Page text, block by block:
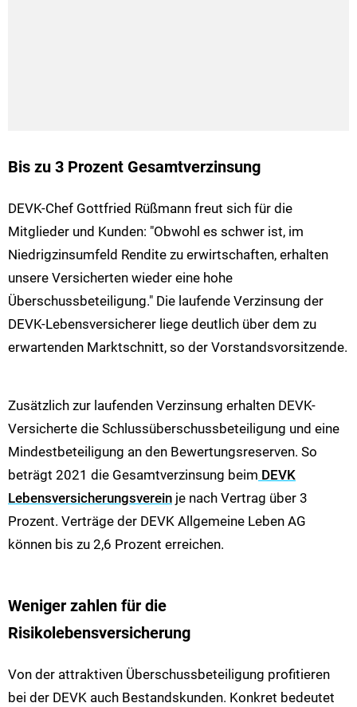
Bis zu 3 Prozent Gesamtverzinsung
DEVK-Chef Gottfried Rüßmann freut sich für die
Mitglieder und Kunden: "Obwohl es schwer ist, im
Niedrigzinsumfeld Rendite zu erwirtschaften, erhalten
unsere Versicherten wieder eine hohe
Überschussbeteiligung." Die laufende Verzinsung der
DEVK-Lebensversicherer liege deutlich über dem zu
erwartenden Marktschnitt, so der Vorstandsvorsitzende.
Zusätzlich zur laufenden Verzinsung erhalten DEVK-
Versicherte die Schlussüberschussbeteiligung und eine
Mindestbeteiligung an den Bewertungsreserven. So
beträgt 2021 die Gesamtverzinsung beim DEVK
Lebensversicherungsverein je nach Vertrag über 3
Prozent. Verträge der DEVK Allgemeine Leben AG
können bis zu 2,6 Prozent erreichen.
Weniger zahlen für die
Risikolebensversicherung
Von der attraktiven Überschussbeteiligung profitieren
bei der DEVK auch Bestandskunden. Konkret bedeutet